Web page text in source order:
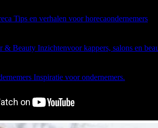
Tips en verhalen voor horecaondernemers
& Beauty Inzichtenvoor kappers, salons en
Inspiratie voor ondernemers.